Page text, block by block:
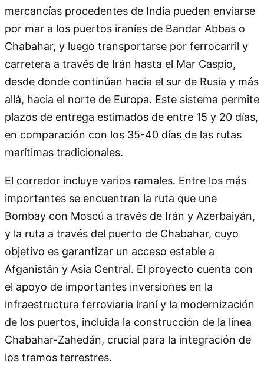
mercancías procedentes de India pueden enviarse
por mar a los puertos iraníes de Bandar Abbas o
Chabahar, y luego transportarse por ferrocarril y
carretera a través de Irán hasta el Mar Caspio,
desde donde continúan hacia el sur de Rusia y más
allá, hacia el norte de Europa. Este sistema permite
plazos de entrega estimados de entre 15 y 20 días,
en comparación con los 35-40 días de las rutas
marítimas tradicionales.
El corredor incluye varios ramales. Entre los más
importantes se encuentran la ruta que une
Bombay con Moscú a través de Irán y Azerbaiyán,
y la ruta a través del puerto de Chabahar, cuyo
objetivo es garantizar un acceso estable a
Afganistán y Asia Central. El proyecto cuenta con
el apoyo de importantes inversiones en la
infraestructura ferroviaria iraní y la modernización
de los puertos, incluida la construcción de la línea
Chabahar-Zahedán, crucial para la integración de
los tramos terrestres.